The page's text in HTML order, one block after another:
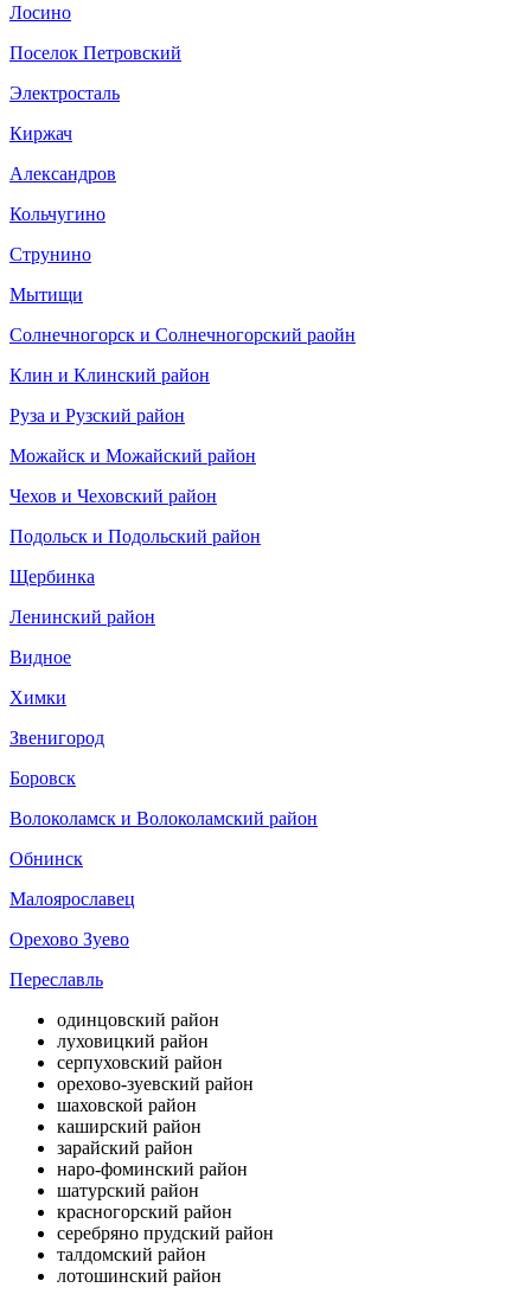
Лосино
Поселок Петровский
Электросталь
Киржач
Александров
Кольчугино
Струнино
Мытищи
Солнечногорск и Солнечногорский раойн
Клин и Клинский район
Руза и Рузский район
Можайск и Можайский район
Чехов и Чеховский район
Подольск и Подольский район
Щербинка
Ленинский район
Видное
Химки
Звенигород
Боровск
Волоколамск и Волоколамский район
Обнинск
Малоярославец
Орехово Зуево
Переславль
одинцовский район
луховицкий район
серпуховский район
орехово-зуевский район
шаховской район
каширский район
зарайский район
наро-фоминский район
шатурский район
красногорский район
серебряно прудский район
талдомский район
лотошинский район